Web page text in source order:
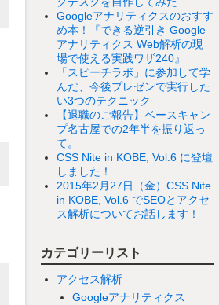
Googleアナリティクスのおすす
め本！『できる逆引き Google
アナリティクス Web解析の現
場で使える実践ワザ240』
「スピーチラボ」に参加して学
んだ、今後プレゼンで実行した
い3つのテクニック
【退職のご報告】ベースキャン
プ名古屋での2年半を振り返っ
て。
CSS Nite in KOBE, Vol.6 に登壇
しました！
2015年2月27日（金）CSS Nite
in KOBE, Vol.6 でSEOとアクセ
ス解析についてお話します！
カテゴリーリスト
アクセス解析
Googleアナリティクス